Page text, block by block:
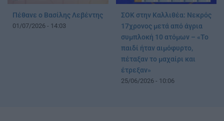
Πέθανε ο Βασίλης Λεβέντης
01/07/2026 - 14:03
ΣΟΚ στην Καλλιθέα: Νεκρός
17χρονος μετά από άγρια
συμπλοκή 10 ατόμων – «Το
παιδί ήταν αιμόφυρτο,
πέταξαν το μαχαίρι και
έτρεξαν»
25/06/2026 - 10:06